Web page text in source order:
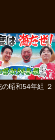
昭和54年組 ２